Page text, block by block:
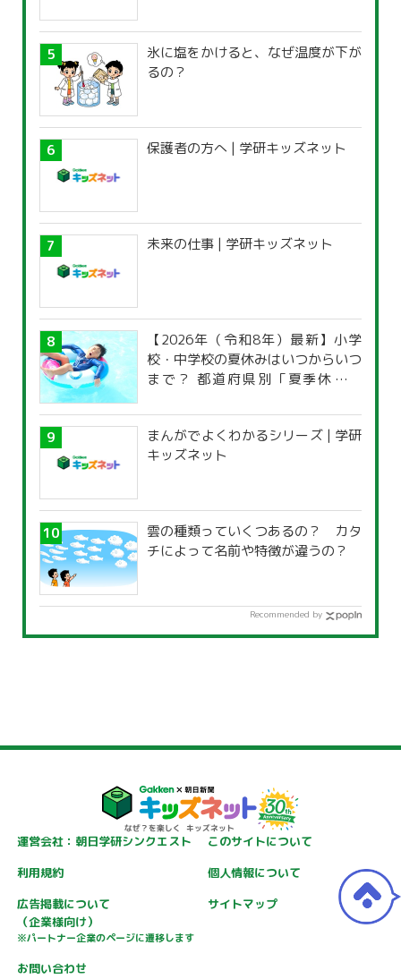
氷に塩をかけると、なぜ温度が下が
るの？
保護者の方へ | 学研キッズネット
未来の仕事 | 学研キッズネット
【2026年（令和8年）最新】小学
校・中学校の夏休みはいつからいつ
まで？ 都道府県別「夏季休暇一
まんがでよくわかるシリーズ | 学研
キッズネット
雲の種類っていくつあるの？ カタ
チによって名前や特徴が違うの？
Recommended by
運営会社：朝日学研シンクエスト
このサイトについて
利用規約
個人情報について
広告掲載について
（企業様向け）
※パートナー企業のページに遷移します
サイトマップ
お問い合わせ